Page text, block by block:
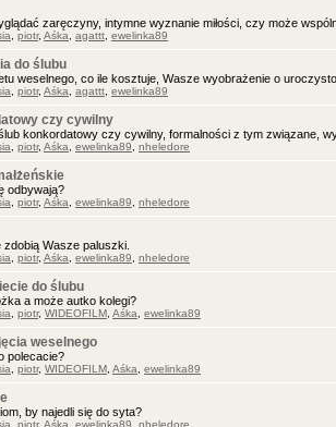
zaręczyny, intymne wyznanie miłości, czy może
piotr, Aśka agattt ewelinka89
do ślubu
weselnego, co ile kosztuje, Wasze wyobrażenie o
piotr, Aśka agattt ewelinka89
czy cywilny
konkordatowy czy cywilny, formalności z tym związane,
piotr, Aśka ewelinka89 nheledore
odbywają?
piotr, Aśka ewelinka89 nheledore
Wasze paluszki.
piotr, Aśka ewelinka89 nheledore
do ślubu
a może autko kolegi?
piotr, WIDEOFILM Aśka ewelinka89
weselnego
polecacie?
piotr, WIDEOFILM Aśka ewelinka89
by najedli się do syta?
piotr, Aśka ewelinka89 nheledore